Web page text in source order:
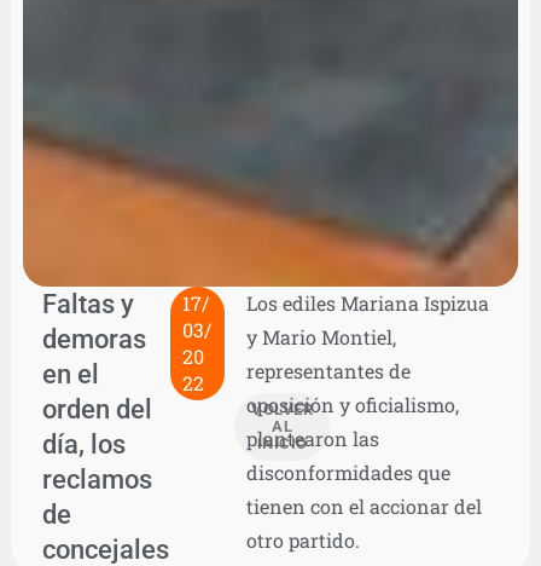
Faltas y
demoras
en el
orden del
día, los
reclamos
de
concejales
17/
03/
20
22
VOLVER
AL
INICIO
Los ediles Mariana Ispizua
y Mario Montiel,
representantes de
oposición y oficialismo,
plantearon las
disconformidades que
tienen con el accionar del
otro partido.